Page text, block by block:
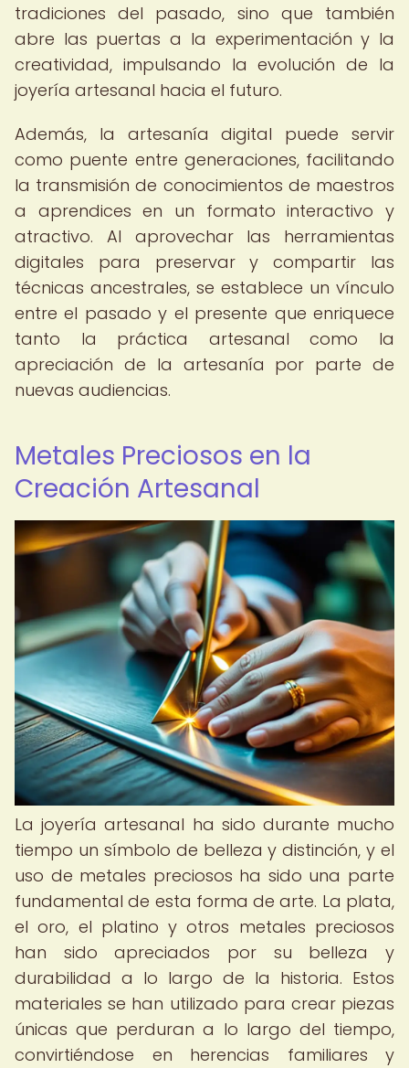
tradiciones del pasado, sino que también
abre las puertas a la experimentación y la
creatividad, impulsando la evolución de la
joyería artesanal hacia el futuro.
Además, la artesanía digital puede servir
como puente entre generaciones, facilitando
la transmisión de conocimientos de maestros
a aprendices en un formato interactivo y
atractivo. Al aprovechar las herramientas
digitales para preservar y compartir las
técnicas ancestrales, se establece un vínculo
entre el pasado y el presente que enriquece
tanto la práctica artesanal como la
apreciación de la artesanía por parte de
nuevas audiencias.
Metales Preciosos en la
Creación Artesanal
La joyería artesanal ha sido durante mucho
tiempo un símbolo de belleza y distinción, y el
uso de metales preciosos ha sido una parte
fundamental de esta forma de arte. La plata,
el oro, el platino y otros metales preciosos
han sido apreciados por su belleza y
durabilidad a lo largo de la historia. Estos
materiales se han utilizado para crear piezas
únicas que perduran a lo largo del tiempo,
convirtiéndose en herencias familiares y